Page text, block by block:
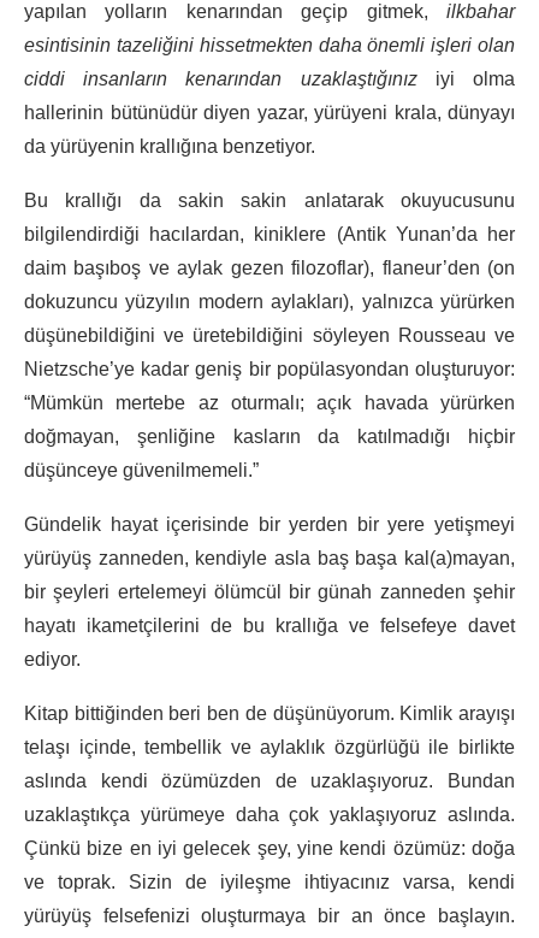
yapılan yolların kenarından geçip gitmek, ilkbahar
esintisinin tazeliğini hissetmekten daha önemli işleri olan
ciddi insanların kenarından uzaklaştığınıziyi olma
hallerinin bütünüdür diyen yazar, yürüyeni krala, dünyayı
da yürüyenin krallığına benzetiyor.
Bu krallığı da sakin sakin anlatarak okuyucusunu
bilgilendirdiği hacılardan, kiniklere (Antik Yunan’da her
daim başıboş ve aylak gezen filozoflar), flaneur’den (on
dokuzuncu yüzyılın modern aylakları), yalnızca yürürken
düşünebildiğini ve üretebildiğini söyleyen Rousseau ve
Nietzsche’ye kadar geniş bir popülasyondan oluşturuyor:
“Mümkün mertebe az oturmalı; açık havada yürürken
doğmayan, şenliğine kasların da katılmadığı hiçbir
düşünceye güvenilmemeli.”
Gündelik hayat içerisinde bir yerden bir yere yetişmeyi
yürüyüş zanneden, kendiyle asla baş başa kal(a)mayan,
bir şeyleri ertelemeyi ölümcül bir günah zanneden şehir
hayatı ikametçilerini de bu krallığa ve felsefeye davet
ediyor.
Kitap bittiğinden beri ben de düşünüyorum. Kimlik arayışı
telaşı içinde, tembellik ve aylaklık özgürlüğü ile birlikte
aslında kendi özümüzden de uzaklaşıyoruz. Bundan
uzaklaştıkça yürümeye daha çok yaklaşıyoruz aslında.
Çünkü bize en iyi gelecek şey, yine kendi özümüz: doğa
ve toprak. Sizin de iyileşme ihtiyacınız varsa, kendi
yürüyüş felsefenizi oluşturmaya bir an önce başlayın.